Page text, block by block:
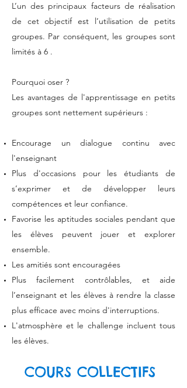
L’un des principaux facteurs de réalisation
de cet objectif est l’utilisation de petits
groupes. Par conséquent, les groupes sont
limités à 6 .
Pourquoi oser ?
Les avantages de l'apprentissage en petits
groupes sont nettement supérieurs :
Encourage un dialogue continu avec
l'enseignant
Plus d'occasions pour les étudiants de
s’exprimer et de développer leurs
compétences et leur confiance.
Favorise les aptitudes sociales pendant que
les élèves peuvent jouer et explorer
ensemble.
Les amitiés sont encouragées
Plus facilement contrôlables, et aide
l’enseignant et les élèves à rendre la classe
plus efficace avec moins d'interruptions.
L'atmosphère et le challenge incluent tous
les élèves.
COURS COLLECTIFS